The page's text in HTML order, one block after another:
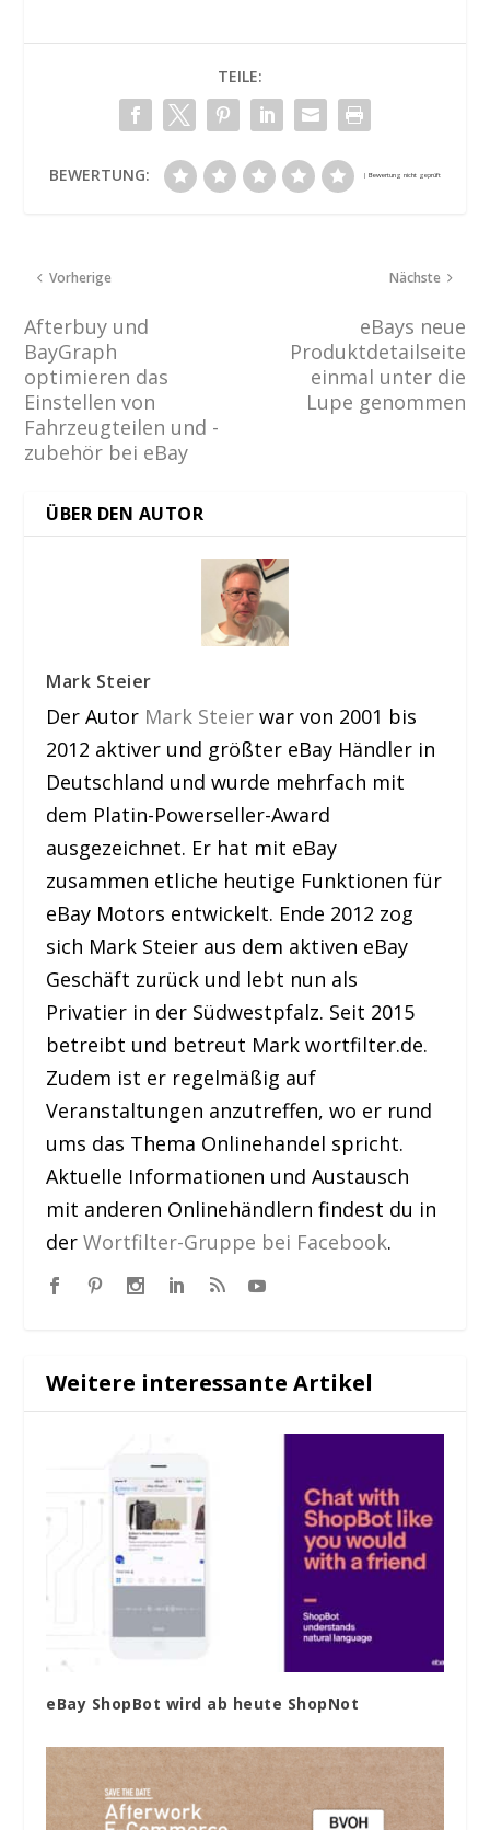
TEILE:
BEWERTUNG:
Vorherige
Afterbuy und
BayGraph
optimieren das
Einstellen von
Fahrzeugteilen und -
zubehör bei eBay
Nächste
eBays neue
Produktdetailseite
einmal unter die
Lupe genommen
ÜBER DEN AUTOR
Mark Steier
Der Autor Mark Steier war von 2001 bis
2012 aktiver und größter eBay Händler in
Deutschland und wurde mehrfach mit
dem Platin-Powerseller-Award
ausgezeichnet. Er hat mit eBay
zusammen etliche heutige Funktionen für
eBay Motors entwickelt. Ende 2012 zog
sich Mark Steier aus dem aktiven eBay
Geschäft zurück und lebt nun als
Privatier in der Südwestpfalz. Seit 2015
betreibt und betreut Mark wortfilter.de.
Zudem ist er regelmäßig auf
Veranstaltungen anzutreffen, wo er rund
ums das Thema Onlinehandel spricht.
Aktuelle Informationen und Austausch
mit anderen Onlinehändlern findest du in
derWortfilter-Gruppe bei Facebook.
Weitere interessante Artikel
eBay ShopBot wird ab heute ShopNot